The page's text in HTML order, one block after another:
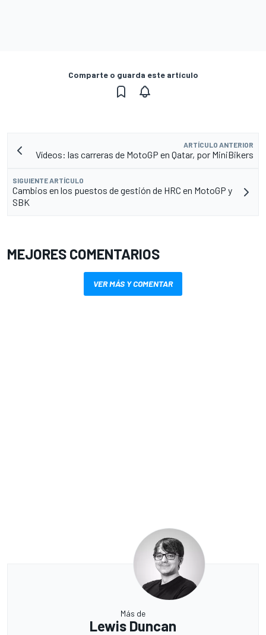
Comparte o guarda este artículo
ARTÍCULO ANTERIOR
Vídeos: las carreras de MotoGP en Qatar, por MiniBikers
SIGUIENTE ARTÍCULO
Cambios en los puestos de gestión de HRC en MotoGP y
SBK
MEJORES COMENTARIOS
VER MÁS Y COMENTAR
Más de
Lewis Duncan